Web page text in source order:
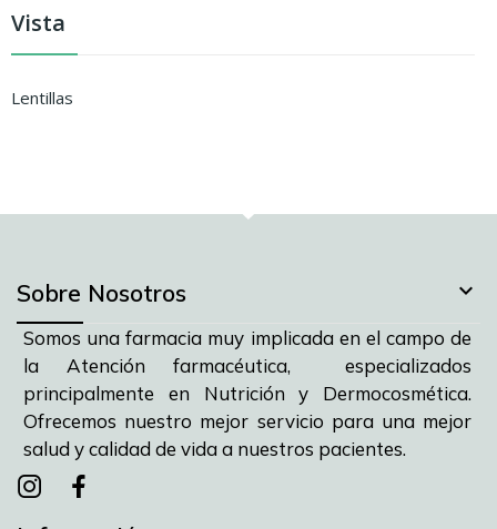
Vista
Lentillas
Sobre Nosotros 
Somos una farmacia muy implicada en el campo de
la Atención farmacéutica, especializados
principalmente en Nutrición y Dermocosmética.
Ofrecemos nuestro mejor servicio para una mejor
salud y calidad de vida a nuestros pacientes.